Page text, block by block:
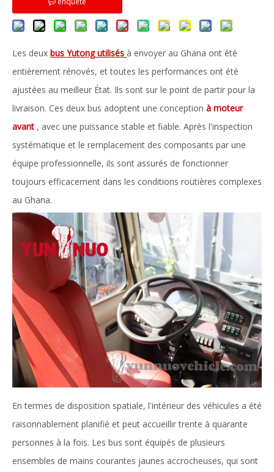
Les deux bus Yutong utilisés à envoyer au Ghana ont été
entièrement rénovés, et toutes les performances ont été
ajustées au meilleur État. Ils sont sur le point de partir pour la
livraison. Ces deux bus adoptent une conception à moteur
avant , avec une puissance stable et fiable. Après l'inspection
systématique et le remplacement des composants par une
équipe professionnelle, ils sont assurés de fonctionner
toujours efficacement dans les conditions routières complexes
au Ghana.
En termes de disposition spatiale, l'intérieur des véhicules a été
raisonnablement planifié et peut accueillir trente à quarante
personnes à la fois. Les bus sont équipés de plusieurs
ensembles de mains courantes jaunes accrocheuses, qui sont